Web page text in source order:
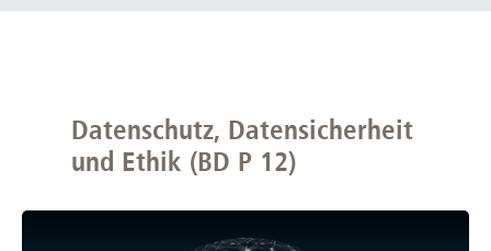
Datenschutz, Datensicherheit
und Ethik (BD P 12)